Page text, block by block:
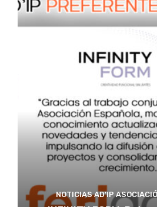
NOTICIAS AD'IP